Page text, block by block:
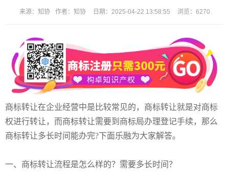
来源： 知协 作者： 知协 日期： 2025-04-22 13:58:55 浏览： 6270
商标转让在企业经营中是 比较常见的，商标转让就是对商标
权进行转让，而商标转让需要到商标局办理登记手续，那么
商标转让多长时间能办完?下面乐融为大家解答。
一、 商标转让流程是怎么样的？ 需要多长时间 ？